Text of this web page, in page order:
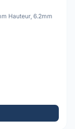
Hauteur, 6.2mm